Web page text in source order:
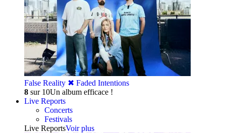
False Reality ✖︎ Faded Intentions
8 sur 10Un album efficace !
Live Reports
Concerts
Festivals
Live ReportsVoir plus